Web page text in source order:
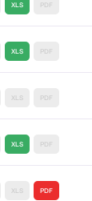
XLS PDF
XLS PDF
XLS PDF
XLS PDF
XLS PDF